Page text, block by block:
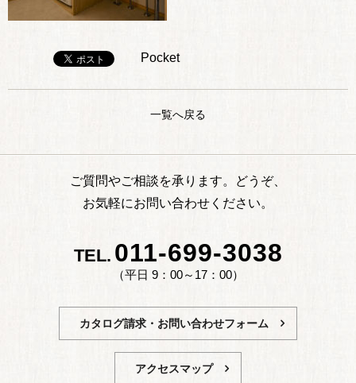
Pocket
一覧へ戻る
ご質問やご相談を承ります。どうぞ、
お気軽にお問い合わせください。
TEL. 011-699-3038
（平日 9：00～17：00）
カタログ請求・お問い合わせフォーム
アクセスマップ